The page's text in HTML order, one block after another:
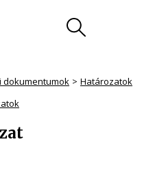
dokumentumok
Határozatok